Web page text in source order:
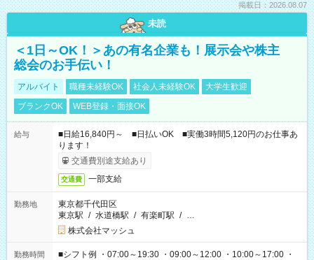
掲載日：2026.08.07
未読
＜1日～OK！＞あの有名企業も！展示会や株主
総会のお手伝い！
アルバイト 職種未経験OK 社会人未経験OK
大学生歓迎
ブランクOK
WEB登録・面接OK
給与
■日給16,840円～ ■日払いOK ■実働3時間5,120円のお仕事あ
ります！
交通費別途支給あり
交通費 一部支給
勤務地
東京都千代田区
東京駅 / 水道橋駅 / 有楽町駅 / …
株式会社マッシュ
勤務時間
■シフト例 ・07:00～19:30 ・09:00～12:00 ・10:00～17:00 ・